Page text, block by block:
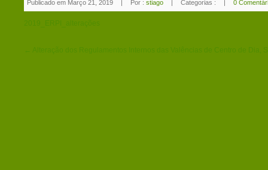
Publicado em Março 21, 2019 | Por : stiago | Categorias : | 0
2019_ERPI_alterações
← Alteração dos Regulamentos Internos das Valências de Centro de Dia,